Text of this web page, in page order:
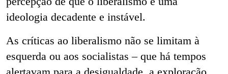
ideologia decadente e instável.
As críticas ao liberalismo não se limitam à
esquerda ou aos socialistas – que há tempos